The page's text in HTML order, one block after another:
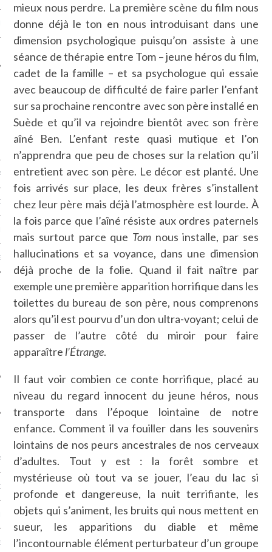
CARAVELLE
PODCAST
SUIVEZ-NOUS
CARAVELLE
CARAVELLE
PODCAST
mieux nous perdre. La première scène du film nous
donne déjà le ton en nous introduisant dans une
dimension psychologique puisqu’on assiste à une
séance de thérapie entre Tom – jeune héros du film,
cadet de la famille – et sa psychologue qui essaie
avec beaucoup de difficulté de faire parler l’enfant
sur sa prochaine rencontre avec son père installé en
Suède et qu’il va rejoindre bientôt avec son frère
aîné Ben. L’enfant reste quasi mutique et l’on
n’apprendra que peu de choses sur la relation qu’il
entretient avec son père. Le décor est planté. Une
fois arrivés sur place, les deux frères s’installent
chez leur père mais déjà l’atmosphère est lourde. À
la fois parce que l’aîné résiste aux ordres paternels
mais surtout parce que Tom nous installe, par ses
hallucinations et sa voyance, dans une dimension
déjà proche de la folie. Quand il fait naître par
exemple une première apparition horrifique dans les
toilettes du bureau de son père, nous comprenons
alors qu’il est pourvu d’un don ultra-voyant; celui de
passer de l’autre côté du miroir pour faire
apparaître l’Étrange.
Il faut voir combien ce conte horrifique, placé au
niveau du regard innocent du jeune héros, nous
transporte dans l’époque lointaine de notre
enfance. Comment il va fouiller dans les souvenirs
lointains de nos peurs ancestrales de nos cerveaux
d’adultes. Tout y est : la forêt sombre et
mystérieuse où tout va se jouer, l’eau du lac si
profonde et dangereuse, la nuit terrifiante, les
objets qui s’animent, les bruits qui nous mettent en
sueur, les apparitions du diable et même
l’incontournable élément perturbateur d’un groupe